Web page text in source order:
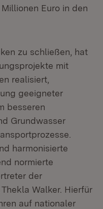
Euro in den
zu schließen, hat
mit
realisiert,
geeigneter
besseren
Grundwasser
harmonisierte
normierte
der
Walker. Hierfür
auf nationaler